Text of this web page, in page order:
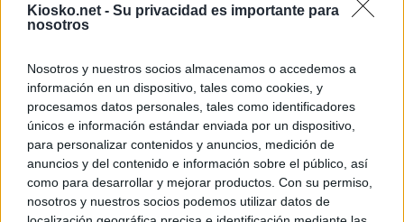
Kiosko.net - Su privacidad es importante para
nosotros
Nosotros y nuestros socios almacenamos o accedemos a
información en un dispositivo, tales como cookies, y
procesamos datos personales, tales como identificadores
únicos e información estándar enviada por un dispositivo,
para personalizar contenidos y anuncios, medición de
anuncios y del contenido e información sobre el público, así
como para desarrollar y mejorar productos. Con su permiso,
nosotros y nuestros socios podemos utilizar datos de